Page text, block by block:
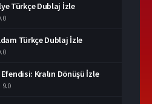
Türkçe Dublaj İzle
Türkçe Dublaj İzle
Kralın Dönüşü İzle
9.0